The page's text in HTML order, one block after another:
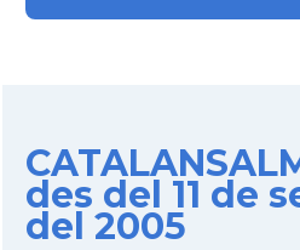
des del 11 de
del 2005